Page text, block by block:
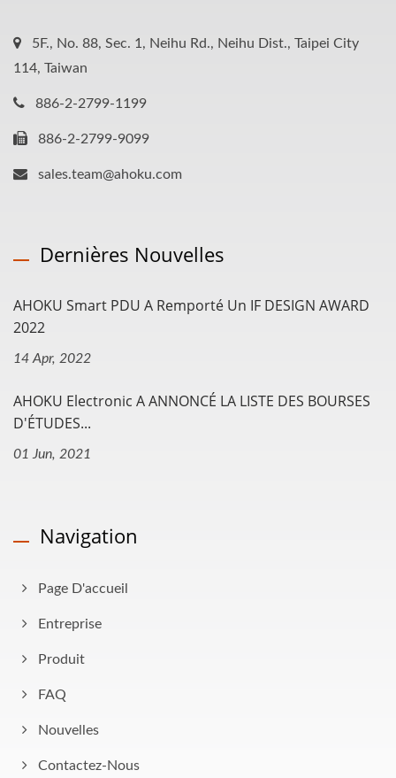
5F., No. 88, Sec. 1, Neihu Rd., Neihu Dist., Taipei City
114, Taiwan
886-2-2799-1199
886-2-2799-9099
sales.team@ahoku.com
Dernières Nouvelles
AHOKU Smart PDU A Remporté Un IF DESIGN AWARD
2022
14 Apr, 2022
AHOKU Electronic A ANNONCÉ LA LISTE DES BOURSES
D'ÉTUDES...
01 Jun, 2021
Navigation
Page D'accueil
Entreprise
Produit
FAQ
Nouvelles
Contactez-Nous